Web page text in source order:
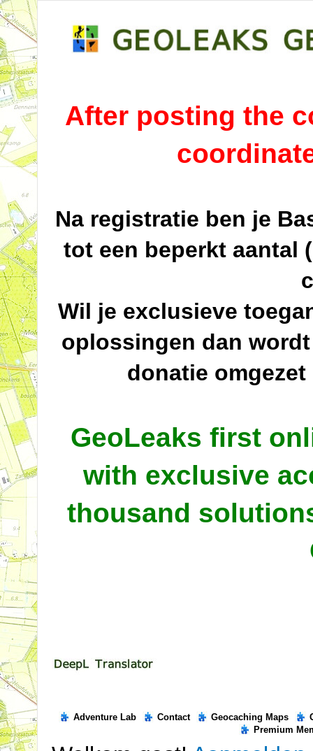
After posting the
Na registratie ben je
tot een beperkt aantal
Wil je exclusieve
oplossingen dan
donatie omgezet
GeoLeaks first
with exclusive
thousand
Adventure Lab Contact Geocaching Maps
Premium